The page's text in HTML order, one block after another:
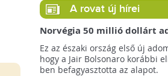
A rovat új hírei
Norvégia 50 millió dollárt
a brazil Amazonas-alapnak a
erdőirtás miatt
Ez az északi ország első új
hogy a Jair Bolsonaro korábbi
ben befagyasztotta az alapot.